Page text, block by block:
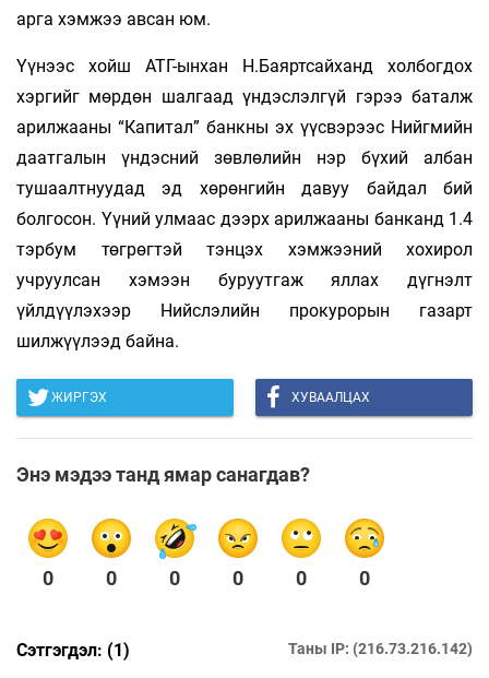
арга хэмжээ авсан юм.
Үүнээс хойш АТГ-ынхан Н.Баяртсайханд холбогдох
хэргийг мөрдөн шалгаад үндэслэлгүй гэрээ баталж
арилжааны “Капитал” банкны эх үүсвэрээс Нийгмийн
даатгалын үндэсний зөвлөлийн нэр бүхий албан
тушаалтнуудад эд хөрөнгийн давуу байдал бий
болгосон. Үүний улмаас дээрх арилжааны банканд 1.4
тэрбум төгрөгтэй тэнцэх хэмжээний хохирол
учруулсан хэмээн буруутгаж яллах дүгнэлт
үйлдүүлэхээр Нийслэлийн прокурорын газарт
шилжүүлээд байна.
ЖИРГЭХ ХУВААЛЦАХ
Энэ мэдээ танд ямар санагдав?
0 0 0 0 0 0
Сэтгэгдэл: (1) Таны IP: (216.73.216.142)